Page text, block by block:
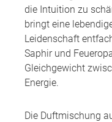
die Intuition zu
bringt eine
Leidenschaft
Saphir und
Gleichgewicht
Energie.
Die Duftmischung